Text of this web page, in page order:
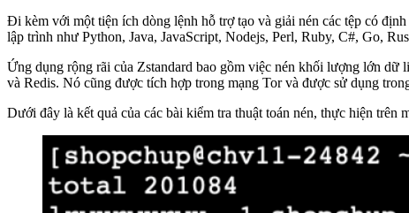
Đi kèm với một tiện ích dòng lệnh hỗ trợ tạo và giải nén các tệp có
lập trình như Python, Java, JavaScript, Nodejs, Perl, Ruby, C#, Go,
Ứng dụng rộng rãi của Zstandard bao gồm việc nén khối lượng lớn
và Redis. Nó cũng được tích hợp trong mạng Tor và được sử dụng
Dưới đây là kết quả của các bài kiểm tra thuật toán nén, thực hiện